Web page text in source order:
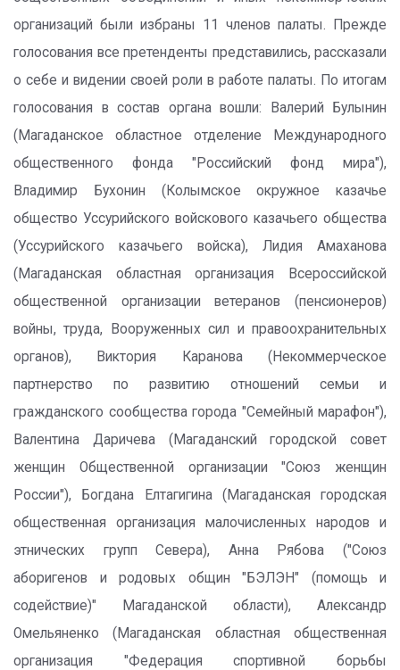
организаций были избраны 11 членов палаты. Прежде
голосования все претенденты представились, рассказали
о себе и видении своей роли в работе палаты. По итогам
голосования в состав органа вошли: Валерий Булынин
(Магаданское областное отделение Международного
общественного фонда "Российский фонд мира"),
Владимир Бухонин (Колымское окружное казачье
общество Уссурийского войскового казачьего общества
(Уссурийского казачьего войска), Лидия Амаханова
(Магаданская областная организация Всероссийской
общественной организации ветеранов (пенсионеров)
войны, труда, Вооруженных сил и правоохранительных
органов), Виктория Каранова (Некоммерческое
партнерство по развитию отношений семьи и
гражданского сообщества города "Семейный марафон"),
Валентина Даричева (Магаданский городской совет
женщин Общественной организации "Союз женщин
России"), Богдана Елтагигина (Магаданская городская
общественная организация малочисленных народов и
этнических групп Севера), Анна Рябова ("Союз
аборигенов и родовых общин "БЭЛЭН" (помощь и
содействие)" Магаданской области), Александр
Омельяненко (Магаданская областная общественная
организация "Федерация спортивной борьбы